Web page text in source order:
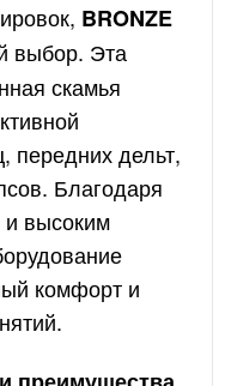
BRONZE
выбор. Эта
скамья
передних дельт,
Благодаря
и высоким
комфорт и